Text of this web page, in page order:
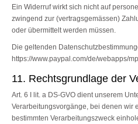
Ein Widerruf wirkt sich nicht auf
zwingend zur (vertragsgemässen)
oder übermittelt werden müssen.
Die geltenden
https://www.paypal.com/de/webapps/
11. Rechtsgrundlage der
Art. 6 I lit. a DS-GVO dient unserem
Verarbeitungsvorgänge, bei denen wir
bestimmten Verarbeitungszweck